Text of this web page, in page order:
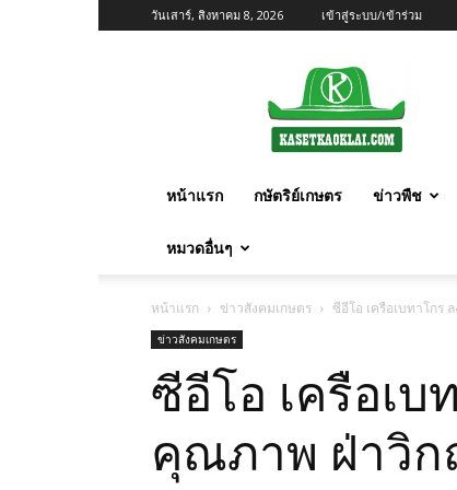
วันเสาร์, สิงหาคม 8, 2026 เข้าสู่ระบบ/เข้าร่วม
หน้าแรก กษัตริย์เกษตร ข่าวพืช
หมวดอื่นๆ
หน้าแรก ข่าวสังคมเกษตร ซีอีโอ เครือเบทาโก
ข่าวสังคมเกษตร
ซีอีโอ เครือเ
คุณภาพ ฝ่าวิก